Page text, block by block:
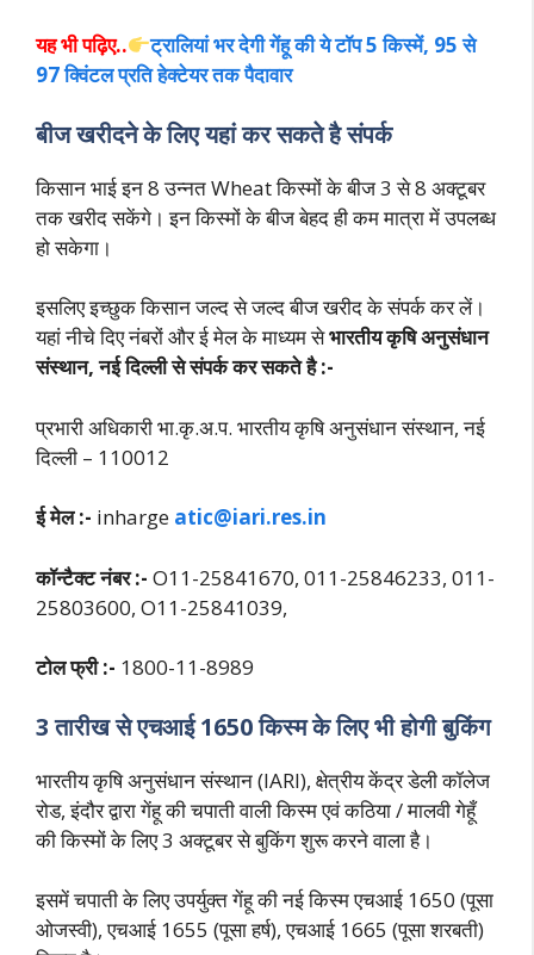
यह भी पढ़िए..
ट्रालियां भर देगी गेंहू की ये टॉप 5 किस्में, 95 से
97 क्विंटल प्रति हेक्टेयर तक पैदावार
बीज खरीदने के लिए यहां कर सकते है संपर्क
किसान भाई इन 8 उन्नत Wheat किस्मों के बीज 3 से 8 अक्टूबर
तक खरीद सकेंगे। इन किस्मों के बीज बेहद ही कम मात्रा में उपलब्ध
हो सकेगा।
इसलिए इच्छुक किसान जल्द से जल्द बीज खरीद के संपर्क कर लें।
यहां नीचे दिए नंबरों और ई मेल के माध्यम सेभारतीय कृषि अनुसंधान
संस्थान, नई दिल्ली से संपर्क कर सकते है :-
प्रभारी अधिकारी भा.कृ.अ.प. भारतीय कृषि अनुसंधान संस्थान, नई
दिल्ली – 110012
ई मेल :- inharge atic@iari.res.in
कॉन्टैक्ट नंबर :- O11-25841670, 011-25846233, 011-
25803600, O11-25841039,
टोल फ्री :- 1800-11-8989
3 तारीख से एचआई 1650 किस्म के लिए भी होगी बुकिंग
भारतीय कृषि अनुसंधान संस्थान (IARI), क्षेत्रीय केंद्र डेली कॉलेज
रोड, इंदौर द्वारा गेंहू की चपाती वाली किस्म एवं कठिया / मालवी गेहूँ
की किस्मों के लिए 3 अक्टूबर से बुकिंग शुरू करने वाला है।
इसमें चपाती के लिए उपर्युक्त गेंहू की नई किस्म एचआई 1650 (पूसा
ओजस्वी), एचआई 1655 (पूसा हर्ष), एचआई 1665 (पूसा शरबती)